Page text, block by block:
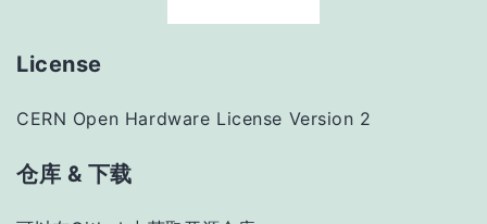
License
CERN Open Hardware License Version 2
仓库 & 下载